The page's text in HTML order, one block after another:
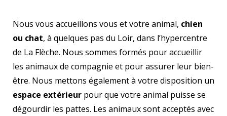
Nous vous accueillons vous et votre animal, chien
ou chat, à quelques pas du Loir, dans l’hypercentre
de La Flèche. Nous sommes formés pour accueillir
les animaux de compagnie et pour assurer leur bien-
être. Nous mettons également à votre disposition un
espace extérieur pour que votre animal puisse se
dégourdir les pattes. Les animaux sont acceptés avec